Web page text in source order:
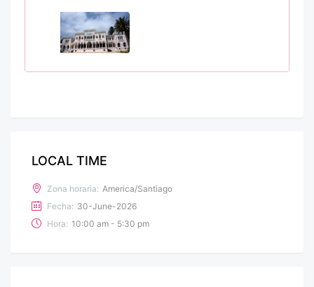
LOCAL TIME
Zona horaria: America/Santiago
Fecha: 30-June-2026
Hora: 10:00 am - 5:30 pm